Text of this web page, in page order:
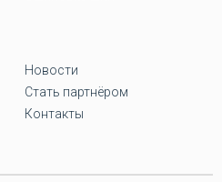
Новости
Стать партнёром
Контакты